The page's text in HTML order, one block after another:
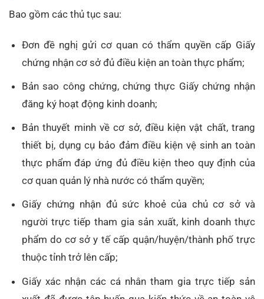
Bao gồm các thủ tục sau:
Đơn đề nghị gửi cơ quan có thẩm quyền cấp Giấy
chứng nhận cơ sở đủ điều kiện an toàn thực phẩm;
Bản sao công chứng, chứng thực Giấy chứng nhận
đăng ký hoạt động kinh doanh;
Bản thuyết minh về cơ sở, điều kiện vật chất, trang
thiết bị, dụng cụ bảo đảm điều kiện vệ sinh an toàn
thực phẩm đáp ứng đủ điều kiện theo quy định của
cơ quan quản lý nhà nước có thẩm quyền;
Giấy chứng nhận đủ sức khoẻ của chủ cơ sở và
người trực tiếp tham gia sản xuất, kinh doanh thực
phẩm do cơ sở y tế cấp quận/huyện/thành phố trực
thuộc tỉnh trở lên cấp;
Giấy xác nhận các cá nhân tham gia trực tiếp sản